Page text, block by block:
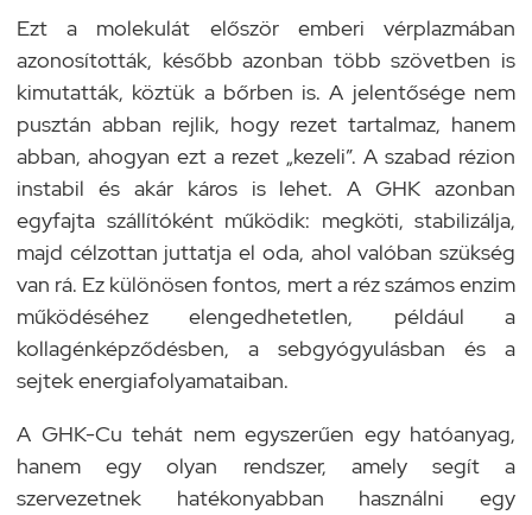
Ezt a molekulát először emberi vérplazmában
azonosították, később azonban több szövetben is
kimutatták, köztük a bőrben is. A jelentősége nem
pusztán abban rejlik, hogy rezet tartalmaz, hanem
abban, ahogyan ezt a rezet „kezeli”. A szabad rézion
instabil és akár káros is lehet. A GHK azonban
egyfajta szállítóként működik: megköti, stabilizálja,
majd célzottan juttatja el oda, ahol valóban szükség
van rá. Ez különösen fontos, mert a réz számos enzim
működéséhez elengedhetetlen, például a
kollagénképződésben, a sebgyógyulásban és a
sejtek energiafolyamataiban.
A GHK-Cu tehát nem egyszerűen egy hatóanyag,
hanem egy olyan rendszer, amely segít a
szervezetnek hatékonyabban használni egy